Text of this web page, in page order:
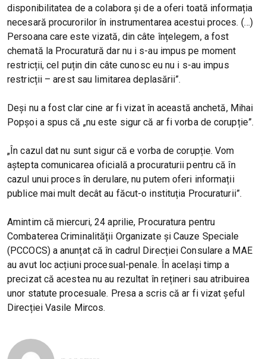
disponibilitatea de a colabora și de a oferi toată informația
necesară procurorilor în instrumentarea acestui proces. (…)
Persoana care este vizată, din câte înțelegem, a fost
chemată la Procuratură dar nu i s-au impus pe moment
restricții, cel puțin din câte cunosc eu nu i s-au impus
restricții – arest sau limitarea deplasării”.
Deși nu a fost clar cine ar fi vizat în această anchetă, Mihai
Popșoi a spus că „nu este sigur că ar fi vorba de corupție”.
„În cazul dat nu sunt sigur că e vorba de corupție. Vom
aștepta comunicarea oficială a procuraturii pentru că în
cazul unui proces în derulare, nu putem oferi informații
publice mai mult decât au făcut-o instituția Procuraturii”.
Amintim că miercuri, 24 aprilie, Procuratura pentru
Combaterea Criminalității Organizate și Cauze Speciale
(PCCOCS) a anunțat că în cadrul Direcției Consulare a MAE
au avut loc acțiuni procesual-penale. În același timp a
precizat că acestea nu au rezultat în rețineri sau atribuirea
unor statute procesuale. Presa a scris că ar fi vizat șeful
Direcției Vasile Mircos.